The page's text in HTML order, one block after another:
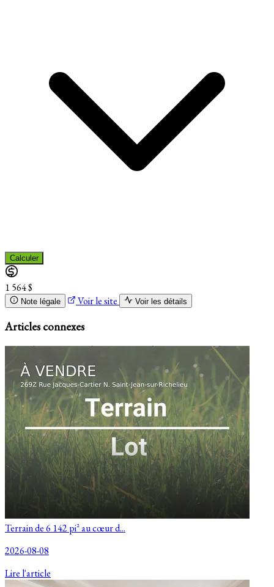
Calculer
1 564 $
Note légale Voir le site Voir les détails
Articles connexes
Terrain de 6 142 pi² au cœur d...
2026-08-08
Lire l'article